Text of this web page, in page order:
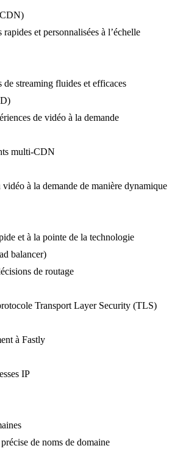
et personnalisées à l’échelle
de streaming fluides et efficaces
de vidéo à la demande
multi-CDN
à la demande de manière dynamique
et à la pointe de la technologie
balancer)
de routage
Transport Layer Security (TLS)
à Fastly
IP
de noms de domaine